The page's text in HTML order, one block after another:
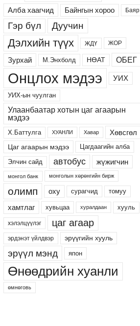
Алба хаагчид Байнгын хороо Баяр
Гэр бүл Дуучин
Дэлхийн түүх ЖДҮ ЖОР
Зурхай М.Энхболд НӨАТ ОБЕГ
Онцлох мэдээ УИХ
УИХ-ын чуулган
Улаанбаатар хотын цаг агаарын
мэдээ
Х.Баттулга ХУАНЛИ Хавар Хөвсгөл
Цаг агаарын мэдээ Цагдаагийн алба
Элчин сайд автобус жүжигчин
монгол банк монголын хөрөнгийн бирж
олимп оху сурагчид томуу
хамтлаг хувьцаа хуралдаан хууль
хэлэлцүүлэг цаг агаар
эрдэнэт үйлдвэр эрүүгийн хууль
эрүүл мэнд япон
Өнөөдрийн хуанли
өмнөговь